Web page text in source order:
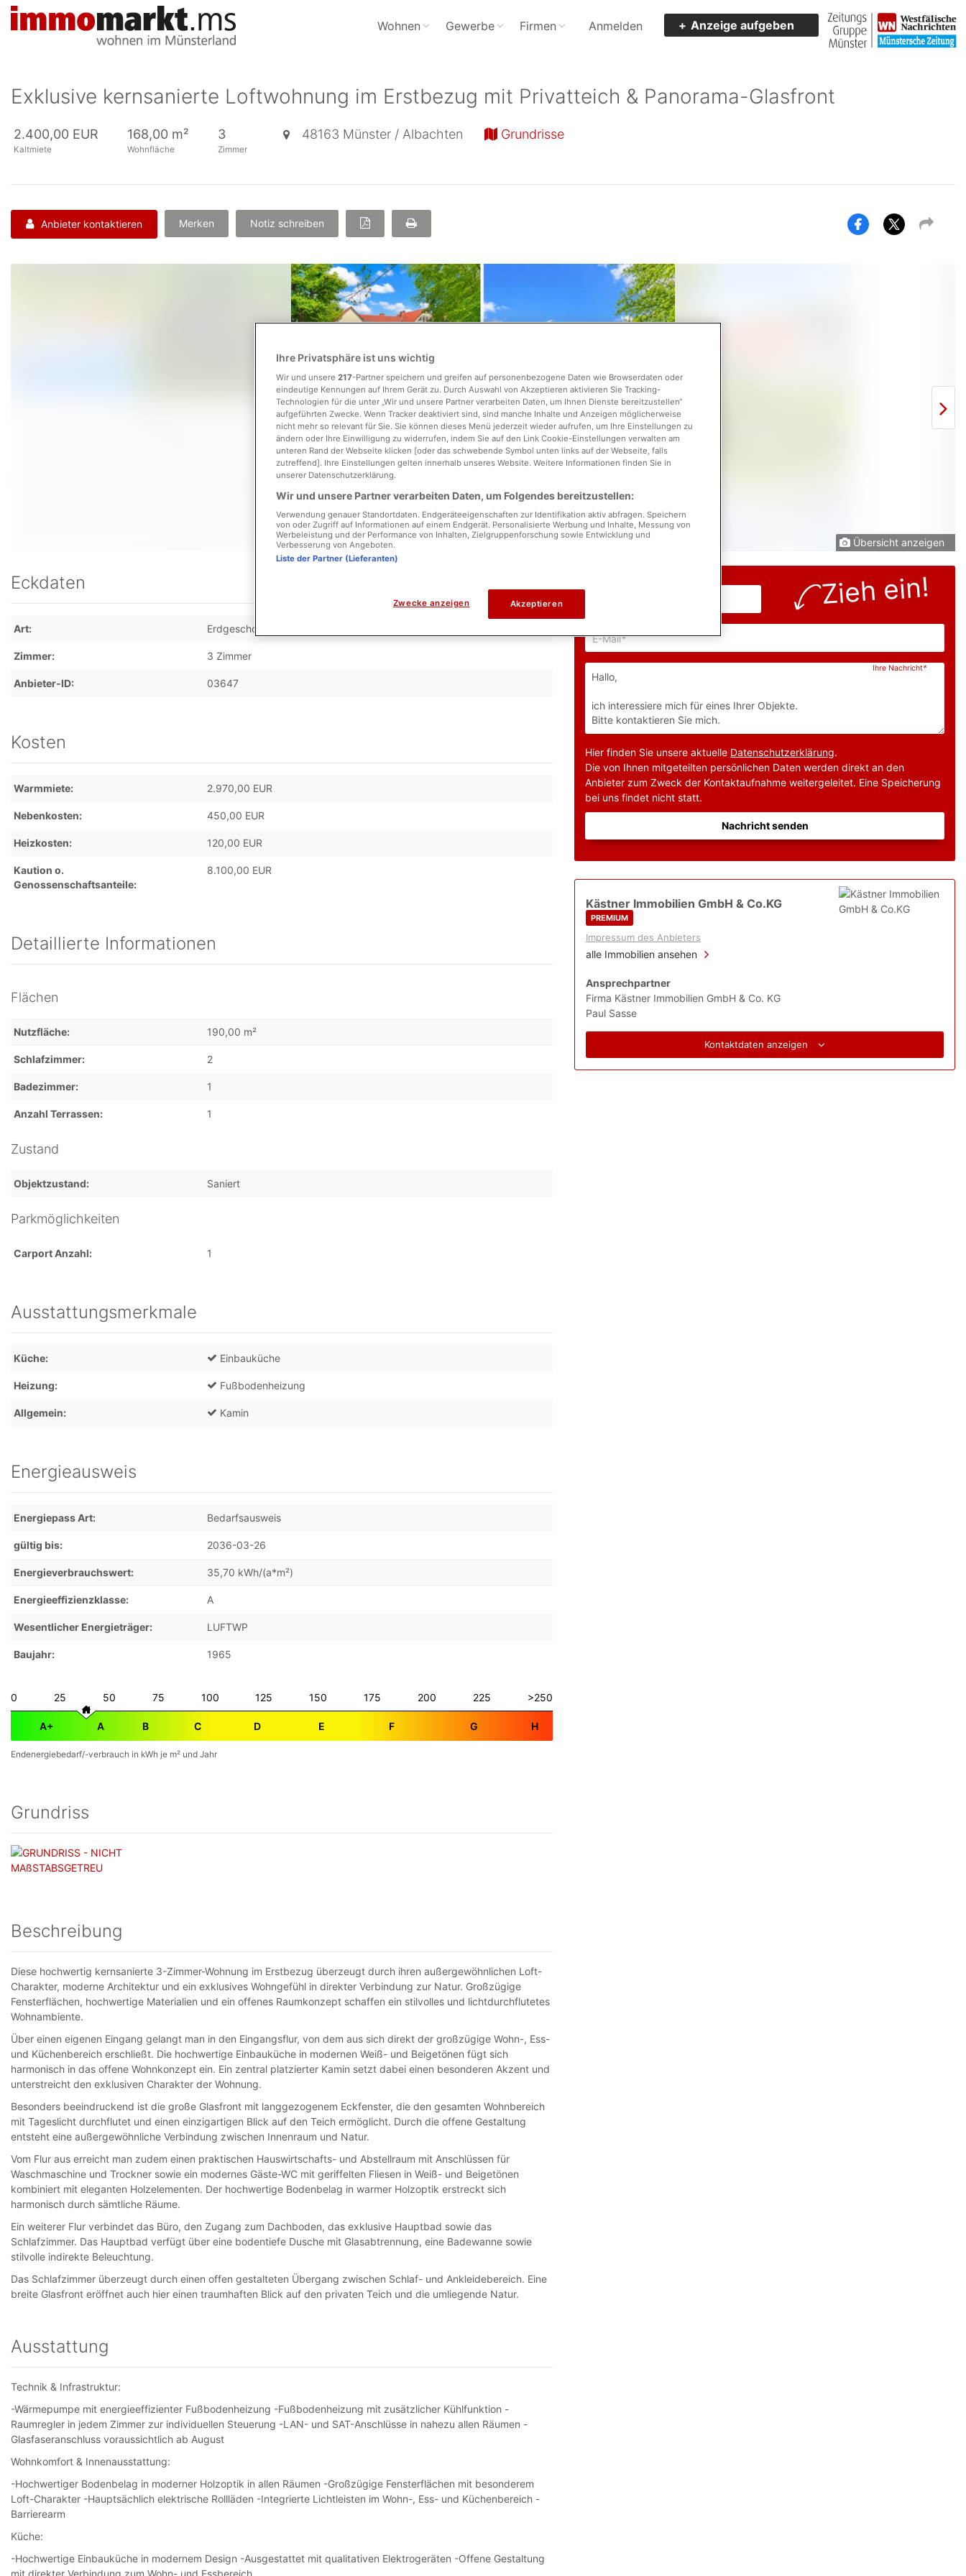
Accessibility
zum
Inhalt
Inhalt
der
Wohnen Gewerbe Firmen Anmelden Anzeige aufgeben
Exklusive kernsanierte Loftwohnung im Erstbezug mit Privatteich & Panorama-Glasfront
2.400,00 EUR
Kaltmiete
168,00 m²
Wohnfläche
3
Zimmer
48163 Münster / Albachten Grundrisse
Anbieter kontaktieren Merken Notiz schreiben
Übersicht anzeigen
Zieh ein!
E-Mail*
Ihre Nachricht*
Hier finden Sie unsere aktuelle Datenschutzerklärung.
Die von Ihnen mitgeteilten persönlichen Daten werden direkt an den
Anbieter zum Zweck der Kontaktaufnahme weitergeleitet. Eine Speicherung
bei uns findet nicht statt.
Nachricht senden
Kästner Immobilien GmbH & Co.KG
PREMIUM
Impressum des Anbieters
alle Immobilien ansehen
Ansprechpartner
Firma Kästner Immobilien GmbH & Co. KG
Paul Sasse
Kontaktdaten anzeigen
Eckdaten
Art Erdgeschosswohnung
Zimmer 3 Zimmer
Anbieter-ID 03647
Kosten
Warmmiete 2.970,00 EUR
Nebenkosten 450,00 EUR
Heizkosten 120,00 EUR
Kaution o.
Genossenschaftsanteile
8.100,00 EUR
Detaillierte Informationen
Flächen
Nutzfläche 190,00 m²
Schlafzimmer 2
Badezimmer 1
Anzahl Terrassen 1
Zustand
Objektzustand Saniert
Parkmöglichkeiten
Carport Anzahl 1
Ausstattungsmerkmale
Küche Einbauküche
Heizung Fußbodenheizung
Allgemein Kamin
Energieausweis
Energiepass Art Bedarfsausweis
gültig bis 2036-03-26
Energieverbrauchswert 35,70 kWh/(a*m²)
Energieeffizienzklasse A
Wesentlicher Energieträger LUFTWP
Baujahr 1965
0 25 50 75 100 125 150 175 200 225 >250
A+ A B C D E F G H
Endenergiebedarf/-verbrauch in kWh je m² und Jahr
Grundriss
Beschreibung
Diese hochwertig kernsanierte 3-Zimmer-Wohnung im Erstbezug überzeugt durch ihren außergewöhnlichen Loft-
Charakter, moderne Architektur und ein exklusives Wohngefühl in direkter Verbindung zur Natur. Großzügige
Fensterflächen, hochwertige Materialien und ein offenes Raumkonzept schaffen ein stilvolles und lichtdurchflutetes
Wohnambiente.
Über einen eigenen Eingang gelangt man in den Eingangsflur, von dem aus sich direkt der großzügige Wohn-, Ess-
und Küchenbereich erschließt. Die hochwertige Einbauküche in modernen Weiß- und Beigetönen fügt sich
harmonisch in das offene Wohnkonzept ein. Ein zentral platzierter Kamin setzt dabei einen besonderen Akzent und
unterstreicht den exklusiven Charakter der Wohnung.
Besonders beeindruckend ist die große Glasfront mit langgezogenem Eckfenster, die den gesamten Wohnbereich
mit Tageslicht durchflutet und einen einzigartigen Blick auf den Teich ermöglicht. Durch die offene Gestaltung
entsteht eine außergewöhnliche Verbindung zwischen Innenraum und Natur.
Vom Flur aus erreicht man zudem einen praktischen Hauswirtschafts- und Abstellraum mit Anschlüssen für
Waschmaschine und Trockner sowie ein modernes Gäste-WC mit geriffelten Fliesen in Weiß- und Beigetönen
kombiniert mit eleganten Holzelementen. Der hochwertige Bodenbelag in warmer Holzoptik erstreckt sich
harmonisch durch sämtliche Räume.
Ein weiterer Flur verbindet das Büro, den Zugang zum Dachboden, das exklusive Hauptbad sowie das
Schlafzimmer. Das Hauptbad verfügt über eine bodentiefe Dusche mit Glasabtrennung, eine Badewanne sowie
stilvolle indirekte Beleuchtung.
Das Schlafzimmer überzeugt durch einen offen gestalteten Übergang zwischen Schlaf- und Ankleidebereich. Eine
breite Glasfront eröffnet auch hier einen traumhaften Blick auf den privaten Teich und die umliegende Natur.
Ausstattung
Technik & Infrastruktur:
-Wärmepumpe mit energieeffizienter Fußbodenheizung -Fußbodenheizung mit zusätzlicher Kühlfunktion -
Raumregler in jedem Zimmer zur individuellen Steuerung -LAN- und SAT-Anschlüsse in nahezu allen Räumen -
Glasfaseranschluss voraussichtlich ab August
Wohnkomfort & Innenausstattung:
-Hochwertiger Bodenbelag in moderner Holzoptik in allen Räumen -Großzügige Fensterflächen mit besonderem
Loft-Charakter -Hauptsächlich elektrische Rollläden -Integrierte Lichtleisten im Wohn-, Ess- und Küchenbereich -
Barrierearm
Küche:
-Hochwertige Einbauküche in modernem Design -Ausgestattet mit qualitativen Elektrogeräten -Offene Gestaltung
mit direkter Verbindung zum Wohn- und Essbereich
Ihre Privatsphäre ist uns wichtig
Wir und unsere 217-Partner speichern und greifen auf personenbezogene Daten wie Browserdaten oder
eindeutige Kennungen auf Ihrem Gerät zu. Durch Auswahl von Akzeptieren aktivieren Sie Tracking-
Technologien für die unter „Wir und unsere Partner verarbeiten Daten, um Ihnen Dienste bereitzustellen“
aufgeführten Zwecke. Wenn Tracker deaktiviert sind, sind manche Inhalte und Anzeigen möglicherweise
nicht mehr so relevant für Sie. Sie können dieses Menü jederzeit wieder aufrufen, um Ihre Einstellungen zu
ändern oder Ihre Einwilligung zu widerrufen, indem Sie auf den Link Cookie-Einstellungen verwalten am
unteren Rand der Webseite klicken [oder das schwebende Symbol unten links auf der Webseite, falls
zutreffend]. Ihre Einstellungen gelten innerhalb unseres Website. Weitere Informationen finden Sie in
unserer Datenschutzerklärung.
Wir und unsere Partner verarbeiten Daten, um Folgendes bereitzustellen:
Verwendung genauer Standortdaten. Endgeräteeigenschaften zur Identifikation aktiv abfragen. Speichern
von oder Zugriff auf Informationen auf einem Endgerät. Personalisierte Werbung und Inhalte, Messung von
Werbeleistung und der Performance von Inhalten, Zielgruppenforschung sowie Entwicklung und
Verbesserung von Angeboten.
Liste der Partner (Lieferanten)
Zwecke anzeigen Akzeptieren